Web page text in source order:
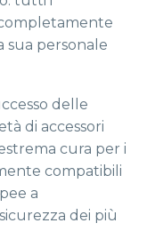
sua personale
delle
di accessori
cura per i
compatibili
a
dei più